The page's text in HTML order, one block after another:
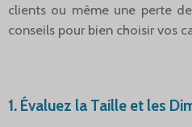
clients ou même une perte
conseils pour bien choisir vos
1. Évaluez la Taille et les